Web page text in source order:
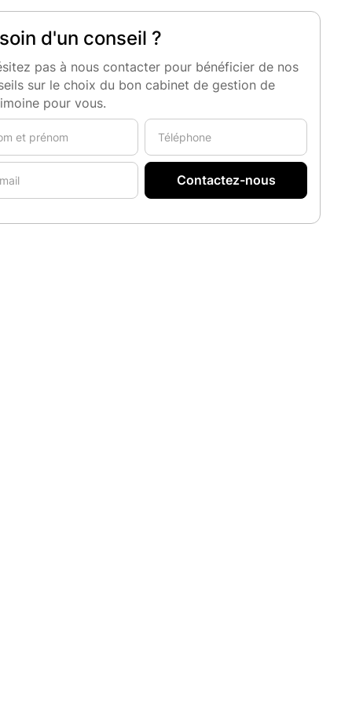
d'un conseil ?
pas à nous contacter pour bénéficier de nos
sur le choix du bon cabinet de gestion de
pour vous.